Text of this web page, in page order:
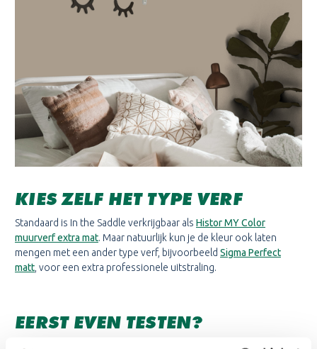
KIES ZELF HET TYPE VERF
Standaard is In the Saddle verkrijgbaar als Histor MY Color
muurverf extra mat. Maar natuurlijk kun je de kleur ook laten
mengen met een ander type verf, bijvoorbeeld Sigma Perfect
matt , voor een extra professionele uitstraling.
EERST EVEN TESTEN?
Twijfel je nog of deze kleur bij jouw interieur past? Bestel dan een